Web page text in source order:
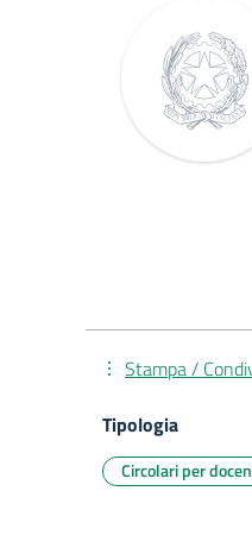
Stampa /
Tipologia
Circolari per